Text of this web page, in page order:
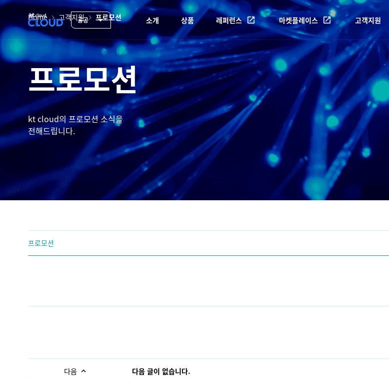
본
바
로
기
클
라
우
드
서
비
스
(공
공)
|
cloud
공공
하
메
뉴
있
음
소개 상품 레퍼런스 마켓플레이스 고객지원
Home 고객지원 프로모션
프로모션
kt cloud의 프로모션 소식을
전해드립니다.
프로모션
다음 다음 글이 없습니다.